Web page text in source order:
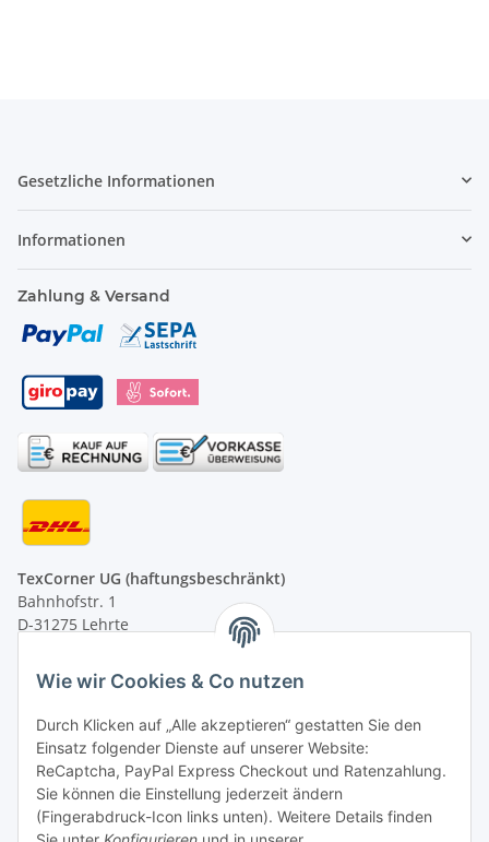
Gesetzliche Informationen
Informationen
Zahlung & Versand
TexCorner UG (haftungsbeschränkt)
Bahnhofstr. 1
D-31275 Lehrte
von 09:00 - 13:00 Uhr
Tel: +49 (0) 5132 8230689
Fax: +49 (0) 5132 8230693
E-Mail:mail@texcorner.de
Wie wir Cookies & Co nutzen
Durch Klicken auf „Alle akzeptieren“ gestatten Sie den
Einsatz folgender Dienste auf unserer Website:
ReCaptcha, PayPal Express Checkout und Ratenzahlung.
Sie können die Einstellung jederzeit ändern
(Fingerabdruck-Icon links unten). Weitere Details finden